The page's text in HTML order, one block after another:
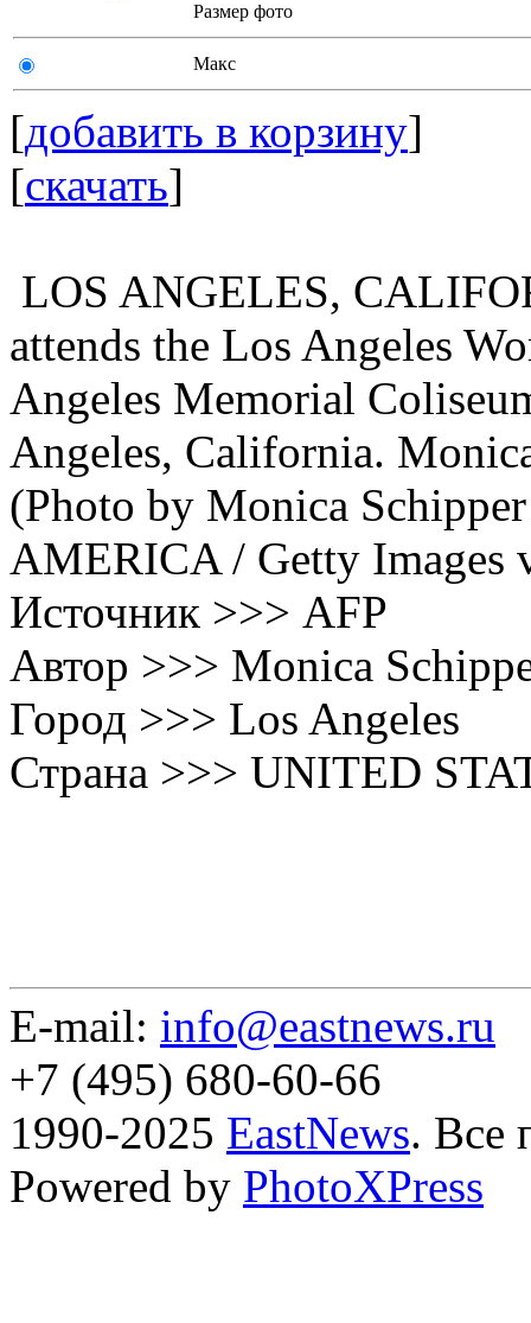
Размер фото
Макс
[добавить в корзину]
[скачать]
LOS ANGELES,
attends the Los Angeles
Angeles Memorial
Angeles, California.
(Photo by Monica
AMERICA / Getty Images
Источник >>> AFP
Автор >>> Monica
Город >>> Los Angeles
Страна >>> UNITED
E-mail: info@eastnews.ru
+7 (495) 680-60-66
1990-2025 EastNews. Все
Powered by PhotoXPress